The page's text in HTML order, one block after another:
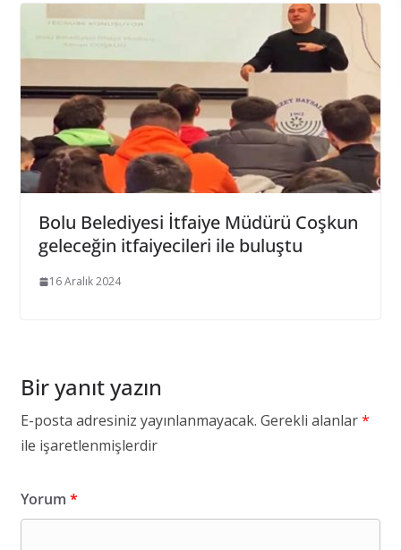
Bolu Belediyesi İtfaiye Müdürü Coşkun
geleceğin itfaiyecileri ile buluştu
16 Aralık 2024
Bir yanıt yazın
E-posta adresiniz yayınlanmayacak. Gerekli alanlar*
ile işaretlenmişlerdir
Yorum *